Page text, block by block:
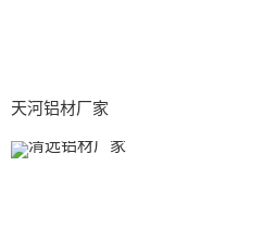
天河铝材厂家